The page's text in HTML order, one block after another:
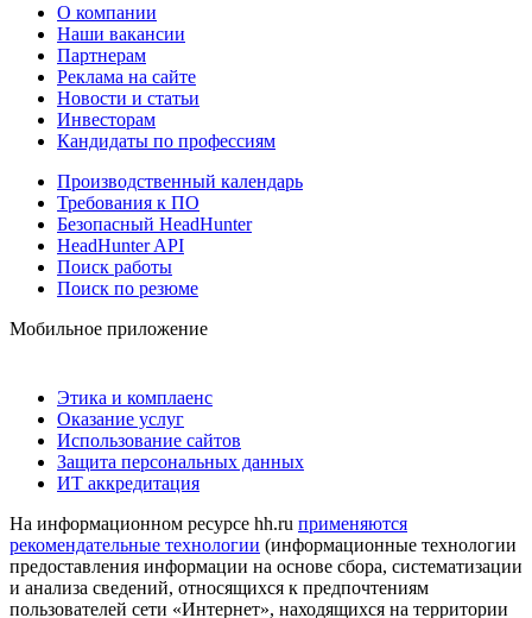
О компании
Наши вакансии
Партнерам
Реклама на сайте
Новости и статьи
Инвесторам
Кандидаты по профессиям
Производственный календарь
Требования к ПО
Безопасный HeadHunter
HeadHunter API
Поиск работы
Поиск по резюме
Мобильное приложение
Этика и комплаенс
Оказание услуг
Использование сайтов
Защита персональных данных
ИТ аккредитация
На информационном ресурсе hh.ru применяются
рекомендательные технологии (информационные технологии
предоставления информации на основе сбора, систематизации
и анализа сведений, относящихся к предпочтениям
пользователей сети «Интернет», находящихся на территории